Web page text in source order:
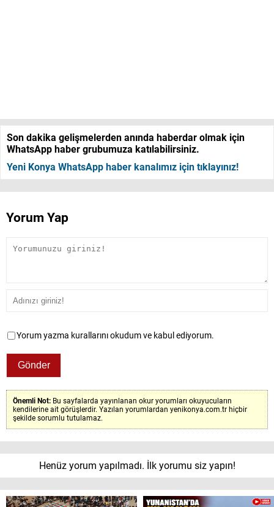
Son dakika gelişmelerden anında haberdar olmak için
WhatsApp haber grubumuza katılabilirsiniz.
Yeni Konya WhatsApp haber kanalımız için tıklayınız!
Yorum Yap
Yorum yazma kurallarını okudum ve kabul ediyorum.
Önemli Not: Bu sayfalarda yayınlanan okur yorumları okuyucuların
kendilerine ait görüşlerdir. Yazılan yorumlardan yenikonya.com.tr hiçbir
şekilde sorumlu tutulamaz.
Henüz yorum yapılmadı. İlk yorumu siz yapın!